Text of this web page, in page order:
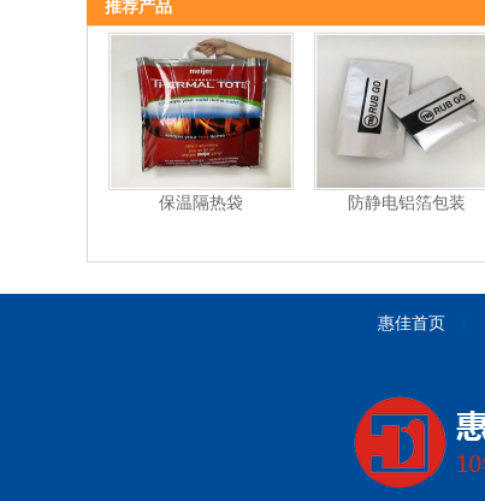
推荐产品
保温隔热袋 防静电铝箔包装
惠佳首页